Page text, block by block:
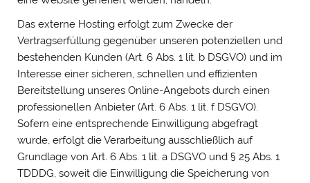
Das externe Hosting erfolgt zum Zwecke der
Vertragserfüllung gegenüber unseren potenziellen und
bestehenden Kunden (Art. 6 Abs. 1 lit. b DSGVO) und im
Interesse einer sicheren, schnellen und effizienten
Bereitstellung unseres Online-Angebots durch einen
professionellen Anbieter (Art. 6 Abs. 1 lit. f DSGVO).
Sofern eine entsprechende Einwilligung abgefragt
wurde, erfolgt die Verarbeitung ausschließlich auf
Grundlage von Art. 6 Abs. 1 lit. a DSGVO und § 25 Abs. 1
TDDDG, soweit die Einwilligung die Speicherung von